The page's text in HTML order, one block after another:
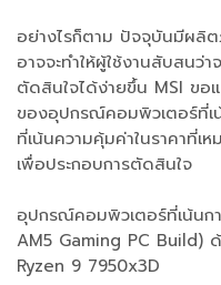
อย่างไรก็ตาม ปัจจุบันมีผ
อาจจะทำให้ผู้ใช้งานสับสนว่
ตัดสินใจได้ง่ายขึ้น MSI ข
ของอุปกรณ์คอมพิวเตอร์ที่เ
ที่เน้นความคุ้มค่าในราคาที่
เพื่อประกอบการตัดสินใจ
อุปกรณ์คอมพิวเตอร์ที่เน้นก
AM5 Gaming PC Build)
Ryzen 9 7950x3D